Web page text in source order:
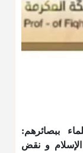
ببصائرهم:
و نقض